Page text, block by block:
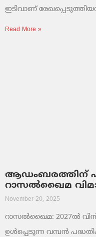
ഇടിവാണ്
Read More »
ആഡംബരത്തിന്
റാസൽഖൈമ
November 20, 2025
റാസൽഖൈമ: 2027ൽ
ഉൾപ്പെടുന്ന വമ്പൻ